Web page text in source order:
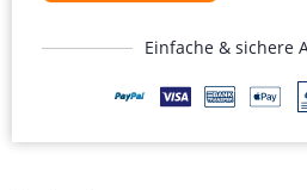
Einfache & sichere